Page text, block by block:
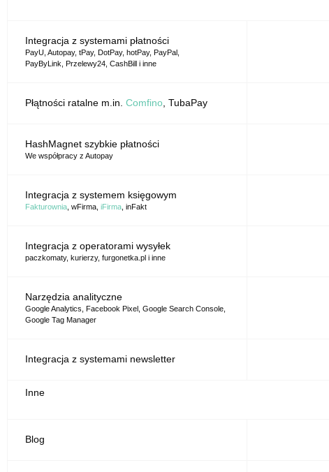
Integracja z systemami płatności
PayU, Autopay, tPay, DotPay, hotPay, PayPal,
PayByLink, Przelewy24, CashBill i inne
Płątności ratalne m.in. Comfino , TubaPay
HashMagnet szybkie płatności
We współpracy z Autopay
Integracja z systemem księgowym
Fakturownia , wFirma, iFirma , inFakt
Integracja z operatorami wysyłek
paczkomaty, kurierzy, furgonetka.pl i inne
Narzędzia analityczne
Google Analytics, Facebook Pixel, Google Search Console,
Google Tag Manager
Integracja z systemami newsletter
Inne
Blog